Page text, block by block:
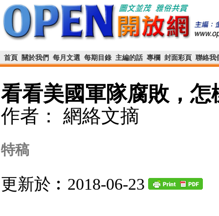
首頁 關於我們 每月文選 每期目錄 主編的話 專欄 封面彩頁 聯絡我
看看美國軍隊腐敗，怎
作者： 網絡文摘
特稿
更新於︰2018-06-23